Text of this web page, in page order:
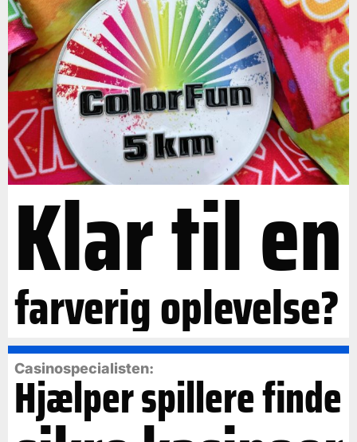
Klar til en
farverig oplevelse?
Casinospecialisten:
Hjælper spillere finde